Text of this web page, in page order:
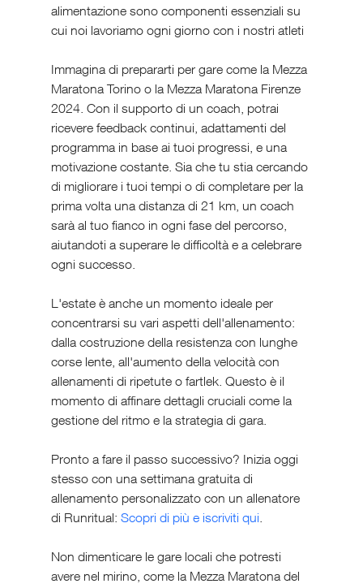
alimentazione sono componenti essenziali su
cui noi lavoriamo ogni giorno con i nostri atleti
Immagina di prepararti per gare come la Mezza
Maratona Torino o la Mezza Maratona Firenze
2024. Con il supporto di un coach, potrai
ricevere feedback continui, adattamenti del
programma in base ai tuoi progressi, e una
motivazione costante. Sia che tu stia cercando
di migliorare i tuoi tempi o di completare per la
prima volta una distanza di 21 km, un coach
sarà al tuo fianco in ogni fase del percorso,
aiutandoti a superare le difficoltà e a celebrare
ogni successo.
L'estate è anche un momento ideale per
concentrarsi su vari aspetti dell'allenamento:
dalla costruzione della resistenza con lunghe
corse lente, all'aumento della velocità con
allenamenti di ripetute o fartlek. Questo è il
momento di affinare dettagli cruciali come la
gestione del ritmo e la strategia di gara.
Pronto a fare il passo successivo? Inizia oggi
stesso con una settimana gratuita di
allenamento personalizzato con un allenatore
di Runritual: Scopri di più e iscriviti qui
Non dimenticare le gare locali che potresti
avere nel mirino, come la Mezza Maratona del